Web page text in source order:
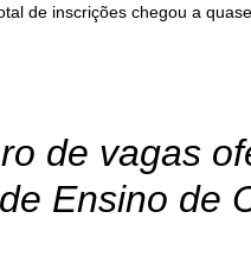
de inscrições chegou a
de vagas
Ensino de